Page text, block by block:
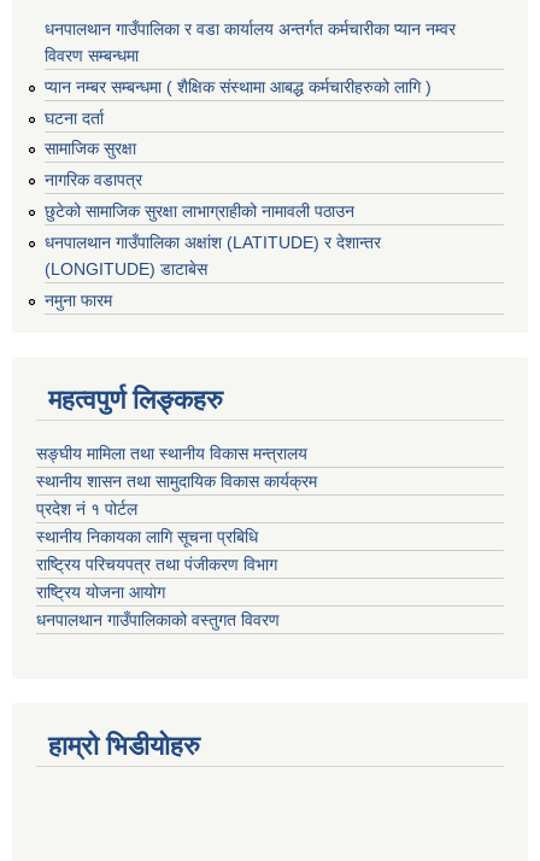
धनपालथान गाउँपालिका र वडा कार्यालय अन्तर्गत कर्मचारीका प्यान नम्वर
विवरण सम्बन्धमा
प्यान नम्बर सम्बन्धमा ( शैक्षिक संस्थामा आबद्ध कर्मचारीहरुको लागि )
घटना दर्ता
सामाजिक सुरक्षा
नागरिक वडापत्र
छुटेको सामाजिक सुरक्षा लाभाग्राहीको नामावली पठाउन
धनपालथान गाउँपालिका अक्षांश (LATITUDE) र देशान्तर
(LONGITUDE) डाटाबेस
नमुना फारम
महत्वपुर्ण लिङ्कहरु
सङ्घीय मामिला तथा स्थानीय विकास मन्त्रालय
स्थानीय शासन तथा सामुदायिक विकास कार्यक्रम
प्रदेश नं १ पोर्टल
स्थानीय निकायका लागि सूचना प्रबिधि
राष्ट्रिय परिचयपत्र तथा पंजीकरण विभाग
राष्ट्रिय योजना आयोग
धनपालथान गाउँपालिकाको वस्तुगत विवरण
हाम्रो भिडीयोहरु